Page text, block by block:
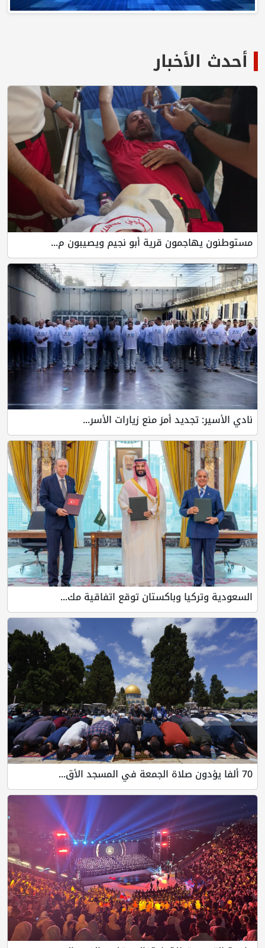
أحدث الأخبار
مستوطنون يهاجمون قرية أبو نجيم ويصيبون م...
نادي الأسير: تجديد أمرَ منع زيارات الأسر...
السعودية وتركيا وباكستان توقع اتفاقية مك...
70 ألفا يؤدون صلاة الجمعة في المسجد الأق...